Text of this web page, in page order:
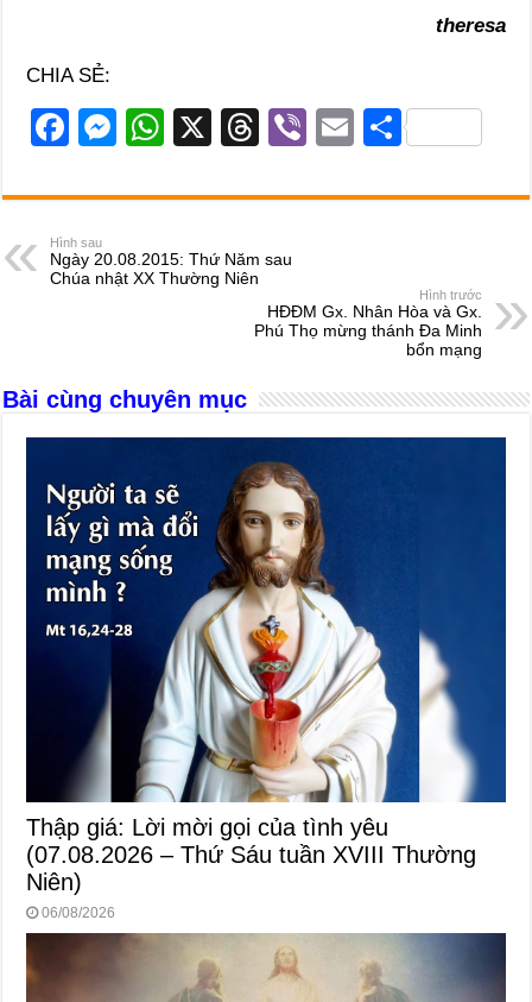
theresa
CHIA SẺ:
F
c
e
b
k
M
ss
n
W
at
A
X
T
e
d
s
Vi
er
E
ail
S
ar
Hình sau
Ngày 20.08.2015: Thứ Năm sau
Chúa nhật XX Thường Niên
Hình trước
HĐĐM Gx. Nhân Hòa và Gx.
Phú Thọ mừng thánh Đa Minh
bổn mạng
Bài cùng chuyên mục
Thập giá: Lời mời gọi của tình yêu
(07.08.2026 – Thứ Sáu tuần XVIII Thường
Niên)
06/08/2026